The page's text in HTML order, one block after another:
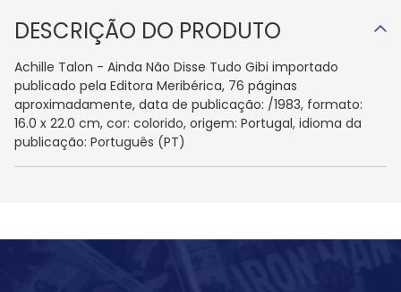
DESCRIÇÃO DO PRODUTO
Achille Talon - Ainda Não Disse Tudo Gibi importado
publicado pela Editora Meribérica, 76 páginas
aproximadamente, data de publicação: /1983, formato:
16.0 x 22.0 cm, cor: colorido, origem: Portugal, idioma da
publicação: Português (PT)